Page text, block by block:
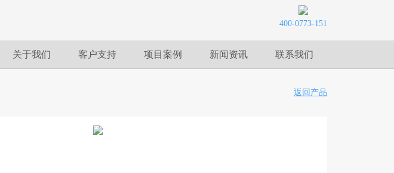
400-0773-151
关于我们 客户支持 项目案例 新闻资讯 联系我们
返回产品